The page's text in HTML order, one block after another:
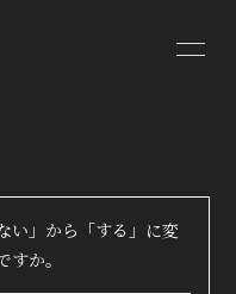
い」から「する」に変
か。